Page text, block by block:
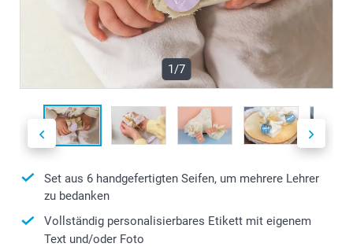
1/7
Set aus 6 handgefertigten Seifen, um mehrere Lehrer
zu bedanken
Vollständig personalisierbares Etikett mit eigenem
Text und/oder Foto